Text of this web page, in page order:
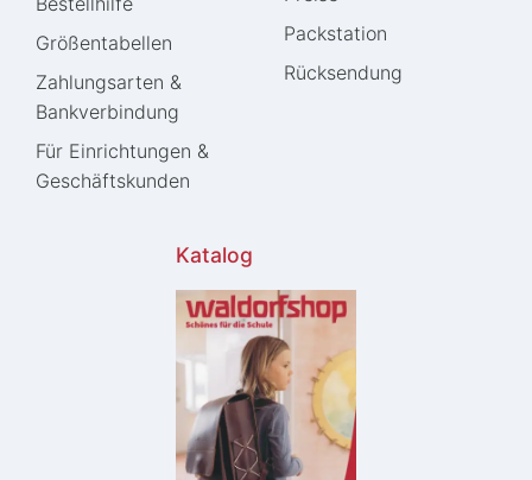
Größentabellen
Zahlungsarten &
Bankverbindung
Für Einrichtungen &
Geschäftskunden
Packstation
Rücksendung
Katalog